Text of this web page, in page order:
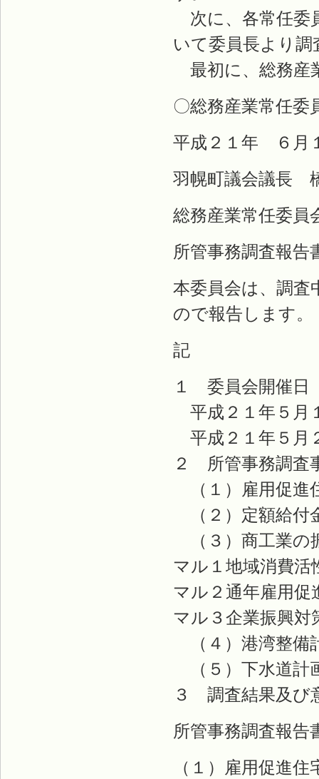
次に、各常任委
いて委員長より
最初に、総務産
〇総務産業常任
平成２１年 ６月
羽幌町議会議長
総務産業常任委
所管事務調査報告
本委員会は、調査
ので報告します。
記
１ 委員会開催日
平成２１年５月
平成２１年５月
２ 所管事務調査
（１）雇用促進
（２）定額給付
（３）商工業の
マル１地域消費
マル２通年雇用促
マル３企業振興対
（４）港湾整備
（５）下水道計
３ 調査結果及
所管事務調査報告
（１）雇用促進